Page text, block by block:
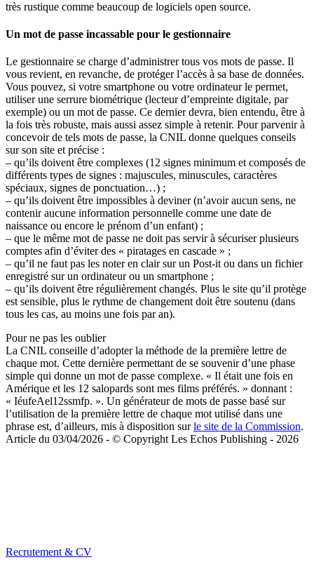
très rustique comme beaucoup de logiciels open source.
Un mot de passe incassable pour le gestionnaire
Le gestionnaire se charge d’administrer tous vos mots de passe. Il
vous revient, en revanche, de protéger l’accès à sa base de données.
Vous pouvez, si votre smartphone ou votre ordinateur le permet,
utiliser une serrure biométrique (lecteur d’empreinte digitale, par
exemple) ou un mot de passe. Ce dernier devra, bien entendu, être à
la fois très robuste, mais aussi assez simple à retenir. Pour parvenir à
concevoir de tels mots de passe, la CNIL donne quelques conseils
sur son site et précise :
– qu’ils doivent être complexes (12 signes minimum et composés de
différents types de signes : majuscules, minuscules, caractères
spéciaux, signes de ponctuation…) ;
– qu’ils doivent être impossibles à deviner (n’avoir aucun sens, ne
contenir aucune information personnelle comme une date de
naissance ou encore le prénom d’un enfant) ;
– que le même mot de passe ne doit pas servir à sécuriser plusieurs
comptes afin d’éviter des « piratages en cascade » ;
– qu’il ne faut pas les noter en clair sur un Post-it ou dans un fichier
enregistré sur un ordinateur ou un smartphone ;
– qu’ils doivent être régulièrement changés. Plus le site qu’il protège
est sensible, plus le rythme de changement doit être soutenu (dans
tous les cas, au moins une fois par an).
Pour ne pas les oublier
La CNIL conseille d’adopter la méthode de la première lettre de
chaque mot. Cette dernière permettant de se souvenir d’une phase
simple qui donne un mot de passe complexe. « Il était une fois en
Amérique et les 12 salopards sont mes films préférés. » donnant :
« IéufeAel12ssmfp. ». Un générateur de mots de passe basé sur
l’utilisation de la première lettre de chaque mot utilisé dans une
phrase est, d’ailleurs, mis à disposition surle site de la Commission.
Article du 03/04/2026 - © Copyright Les Echos Publishing - 2026
Recrutement & CV